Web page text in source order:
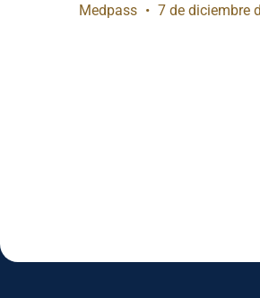
Medpass 7 de diciembre